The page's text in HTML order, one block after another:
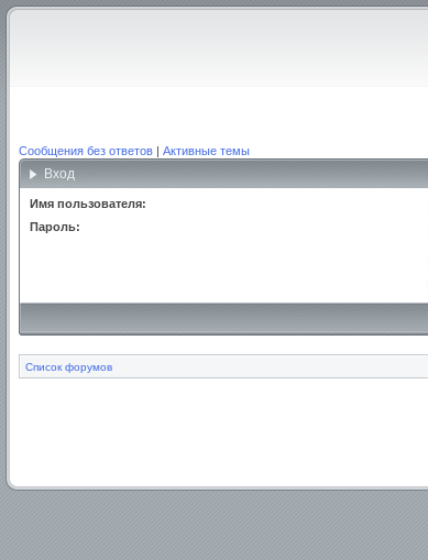
Сообщения без ответов | Активные темы
Вход
Имя пользователя:
Пароль:
Список форумов